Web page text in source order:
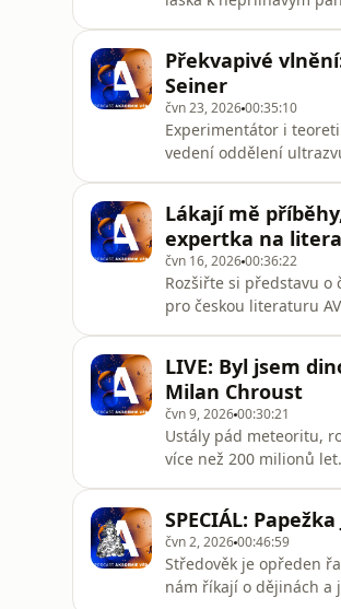
tomuto lidskému vynále
Překvapivé
Seiner
čvn 23, 202600:35:10
Experimentátor i
vedení oddělení
sahají historické koř
Lákají mě
expertka na
čvn 16, 202600:36:22
Rozšiřte si představu o
pro českou literaturu
prestižním
LIVE: Byl jsem
Milan Chroust
čvn 9, 202600:30:21
Ustály pád meteoritu,
více než 200 milionů
zjistíte, jak vznikl
pravěká želv
SPECIÁL:
čvn 2, 202600:46:59
Středověk je opředen
nám říkají o dějinách a